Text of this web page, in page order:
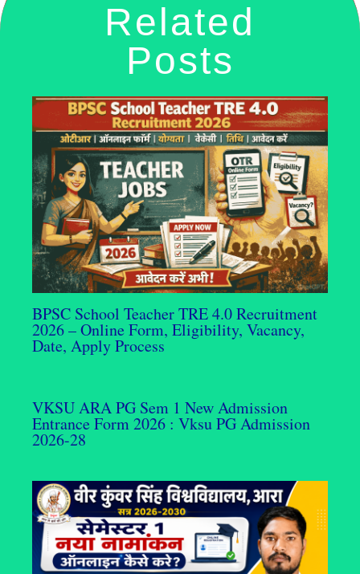
Related
Posts
BPSC School Teacher TRE 4.0 Recruitment
2026 – Online Form, Eligibility, Vacancy,
Date, Apply Process
VKSU ARA PG Sem 1 New Admission
Entrance Form 2026 : Vksu PG Admission
2026-28